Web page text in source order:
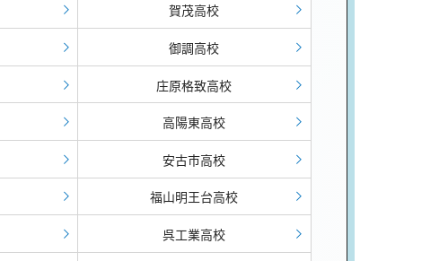
賀茂高校
御調高校
庄原格致高校
高陽東高校
安古市高校
福山明王台高校
呉工業高校